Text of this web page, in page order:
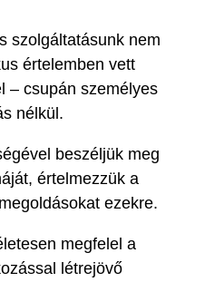
szolgáltatásunk nem
értelemben vett
– csupán személyes
nélkül.
beszéljük meg
értelmezzük a
ezekre.
megfelel a
létrejövő